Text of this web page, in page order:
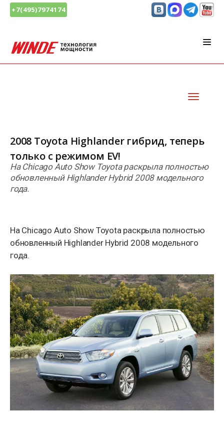
+7(495)7974174
2008 Toyota Highlander гибрид, теперь
только с режимом EV!
На Chicago Auto Show Toyota раскрыла полностью
обновленный Highlander Hybrid 2008 модельного
года.
На Chicago Auto Show Toyota раскрыла полностью
обновленный Highlander Hybrid 2008 модельного
года.